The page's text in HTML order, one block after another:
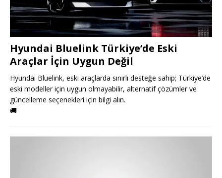
Hyundai Bluelink Türkiye’de Eski
Araçlar İçin Uygun Değil
Hyundai Bluelink, eski araçlarda sınırlı desteğe sahip; Türkiye’de
eski modeller için uygun olmayabilir, alternatif çözümler ve
güncelleme seçenekleri için bilgi alın.
🚚